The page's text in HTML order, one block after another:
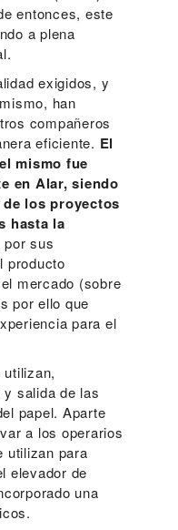
entonces, este
a plena
exigidos, y
han
compañeros
eficiente. El
mismo fue
en Alar, siendo
los proyectos
hasta la
por sus
producto
mercado (sobre
por ello que
para el
salida de las
papel. Aparte
a los operarios
utilizan para
elevador de
una